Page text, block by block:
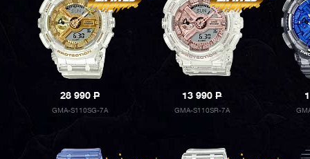
28 990P
GMA-S110SG-7A
13 990P
GMA-S110SR-7A